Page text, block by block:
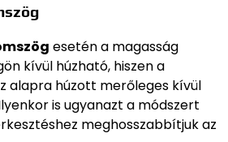
esetén a magasság
kívül húzható, hiszen a
alapra húzott merőleges kívül
is ugyanazt a módszert
meghosszabbítjuk az